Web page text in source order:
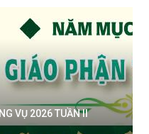
VỤ 2026 TUẦN II